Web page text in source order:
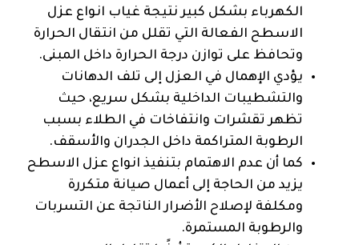
الكهرباء بشكل كبير نتيجة غياب انواع عزل
الاسطح الفعالة التي تقلل من انتقال الحرارة
وتحافظ على توازن درجة الحرارة داخل المبنى.
يؤدي الإهمال في العزل إلى تلف الدهانات
والتشطيبات الداخلية بشكل سريع، حيث
تظهر تقشرات وانتفاخات في الطلاء بسبب
الرطوبة المتراكمة داخل الجدران والأسقف.
كما أن عدم الاهتمام بتنفيذ انواع عزل الاسطح
يزيد من الحاجة إلى أعمال صيانة متكررة
ومكلفة لإصلاح الأضرار الناتجة عن التسربات
والرطوبة المستمرة.